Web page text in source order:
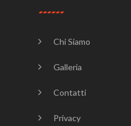
Chi Siamo
Galleria
Contatti
Privacy